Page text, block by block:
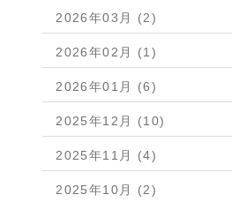
2026年03月 (2)
2026年02月 (1)
2026年01月 (6)
2025年12月 (10)
2025年11月 (4)
2025年10月 (2)